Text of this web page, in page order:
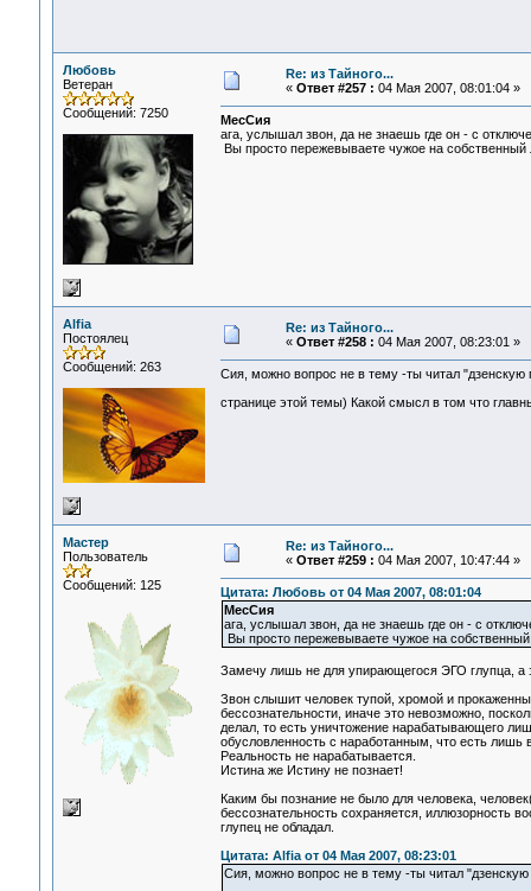
Любовь
Ветеран
Сообщений: 7250
Re: из Тайного...
« Ответ #257 : 04 Мая 2007, 08:01:04 »
МесСия
ага, услышал звон, да не знаешь где он - с
Вы просто пережевываете чужое на собственный
Alfia
Постоялец
Сообщений: 263
Re: из Тайного...
« Ответ #258 : 04 Мая 2007, 08:23:01 »
Сия, можно вопрос не в тему -ты читал
странице этой темы) Какой смысл в том что
Мастер
Пользователь
Сообщений: 125
Re: из Тайного...
« Ответ #259 : 04 Мая 2007, 10:47:44 »
Цитата: Любовь от 04 Мая 2007, 08:01:04
МесСия
ага, услышал звон, да не знаешь где он - с
Вы просто пережевываете чужое на
Замечу лишь не для упирающегося ЭГО глупца, а
Звон слышит человек тупой, хромой и
бессознательности, иначе это невозможно,
делал, то есть уничтожение нарабатывающего
обусловленность с наработанным, что есть лишь
Реальность не нарабатывается.
Истина же Истину не познает!
Каким бы познание не было для человека,
бессознательность сохраняется, иллюзорность
глупец не обладал.
Цитата: Alfia от 04 Мая 2007, 08:23:01
Сия, можно вопрос не в тему -ты читал